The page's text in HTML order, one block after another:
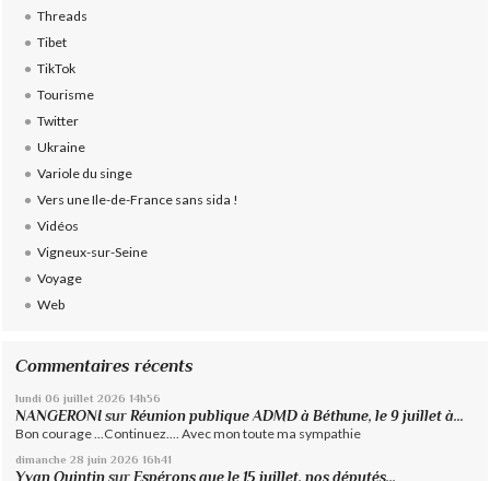
Threads
Tibet
TikTok
Tourisme
Twitter
Ukraine
Variole du singe
Vers une Ile-de-France sans sida !
Vidéos
Vigneux-sur-Seine
Voyage
Web
Commentaires récents
lundi 06 juillet 2026 14h56
NANGERONI surRéunion publique ADMD à Béthune, le 9 juillet à...
Bon courage ...Continuez.... Avec mon toute ma sympathie
dimanche 28 juin 2026 16h41
Yvan Quintin surEspérons que le 15 juillet, nos députés...